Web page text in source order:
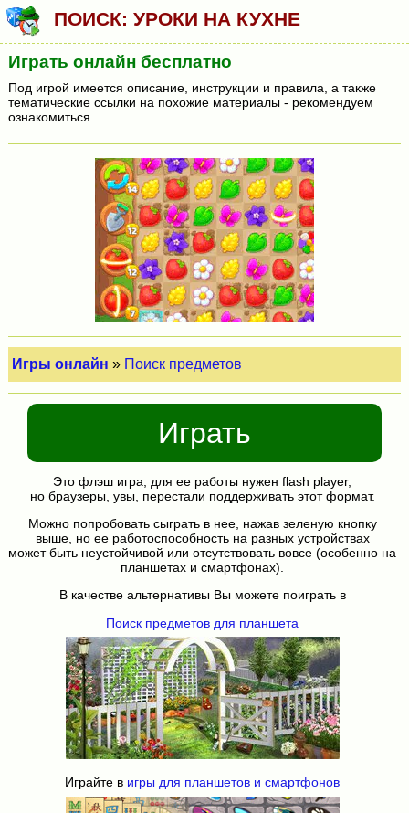
ПОИСК: УРОКИ НА КУХНЕ
Играть онлайн бесплатно
Под игрой имеется описание, инструкции и правила, а также
тематические ссылки на похожие материалы - рекомендуем
ознакомиться.
Игры онлайн » Поиск предметов
Играть
Это флэш игра, для ее работы нужен flash player,
но браузеры, увы, перестали поддерживать этот формат.
Можно попробовать сыграть в нее, нажав зеленую кнопку
выше, но ее работоспособность на разных устройствах
может быть неустойчивой или отсутствовать вовсе (особенно на
планшетах и смартфонах).
В качестве альтернативы Вы можете поиграть в
Поиск предметов для планшета
Играйте в игры для планшетов и смартфонов